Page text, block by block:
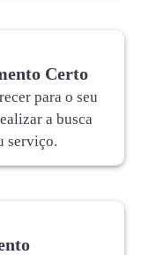
Certo
para o seu
a busca
serviço.